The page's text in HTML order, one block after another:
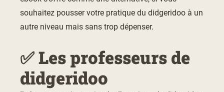
souhaitez pousser votre pratique du didgeridoo à un
autre niveau mais sans trop dépenser.
✅ Les professeurs de
didgeridoo